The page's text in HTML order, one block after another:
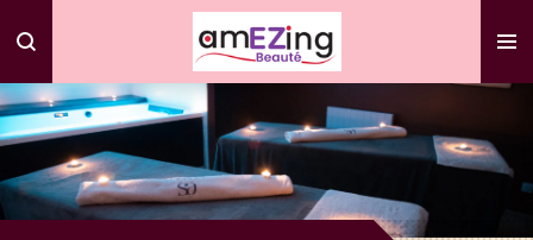
au
contenu
principal